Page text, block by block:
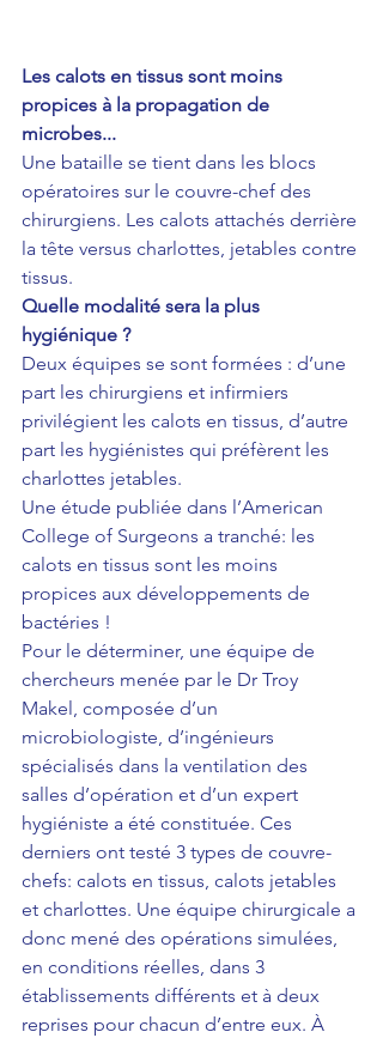
Les calots en tissus sont moins
propices à la propagation de
microbes...
Une bataille se tient dans les blocs
opératoires sur le couvre-chef des
chirurgiens. Les calots attachés derrière
la tête versus charlottes, jetables contre
tissus.
Quelle modalité sera la plus
hygiénique ?
Deux équipes se sont formées : d’une
part les chirurgiens et infirmiers
privilégient les calots en tissus, d’autre
part les hygiénistes qui préfèrent les
charlottes jetables.
Une étude publiée dans l’American
College of Surgeons a tranché: les
calots en tissus sont les moins
propices aux développements de
bactéries !
Pour le déterminer, une équipe de
chercheurs menée par le Dr Troy
Makel, composée d’un
microbiologiste, d’ingénieurs
spécialisés dans la ventilation des
salles d’opération et d’un expert
hygiéniste a été constituée. Ces
derniers ont testé 3 types de couvre-
chefs: calots en tissus, calots jetables
et charlottes. Une équipe chirurgicale a
donc mené des opérations simulées,
en conditions réelles, dans 3
établissements différents et à deux
reprises pour chacun d’entre eux. À